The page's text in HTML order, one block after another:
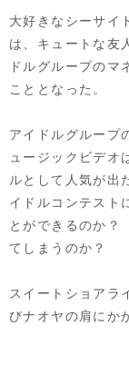
大好きなシーサイ
は、キュートな友
ドルグループのマ
こととなった。
アイドルグループ
ュージックビデオ
ルとして人気が出
イドルコンテスト
とができるのか
てしまうのか？
スイートショアラ
びナオヤの肩にか